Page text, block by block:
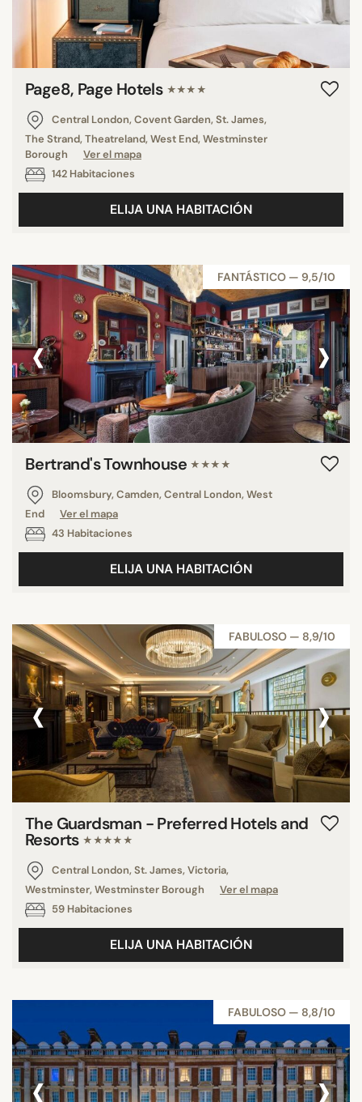
Page8, Page Hotels ★★★★
Central London, Covent Garden, St. James,
The Strand, Theatreland, West End, Westminster
Borough
Ver el mapa
142 Habitaciones
ELIJA UNA HABITACIÓN
FANTÁSTICO — 9,5/10
‹ ›
Bertrand's Townhouse ★★★★
Bloomsbury, Camden, Central London, West
End
Ver el mapa
43 Habitaciones
ELIJA UNA HABITACIÓN
FABULOSO — 8,9/10
‹ ›
The Guardsman - Preferred Hotels and
Resorts ★★★★★
Central London, St. James, Victoria,
Westminster, Westminster Borough
Ver el mapa
59 Habitaciones
ELIJA UNA HABITACIÓN
FABULOSO — 8,8/10